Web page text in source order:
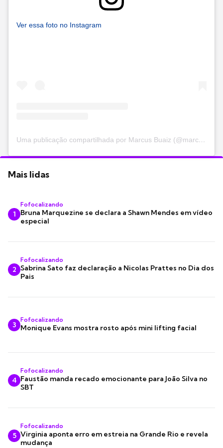
Ver essa foto no Instagram
Uma publicação compartilhada por Marcus Buaiz (@marcusbuaiz)
Mais lidas
1
Fofocalizando
Bruna Marquezine se declara a Shawn Mendes em vídeo
especial
2
Fofocalizando
Sabrina Sato faz declaração a Nicolas Prattes no Dia dos
Pais
3
Fofocalizando
Monique Evans mostra rosto após mini lifting facial
4
Fofocalizando
Faustão manda recado emocionante para João Silva no
SBT
5
Fofocalizando
Virginia aponta erro em estreia na Grande Rio e revela
mudança